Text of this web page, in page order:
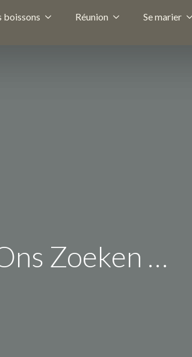
boissons Réunion Se marier
Zoeken …